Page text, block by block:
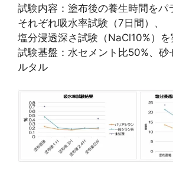
試験内容：塗布後の養生時間をパ
それぞれ吸水率試験（7日間）、
塩分浸透深さ試験（NaCl10%）を
試験基盤：水セメント比50%、砂
ルタル